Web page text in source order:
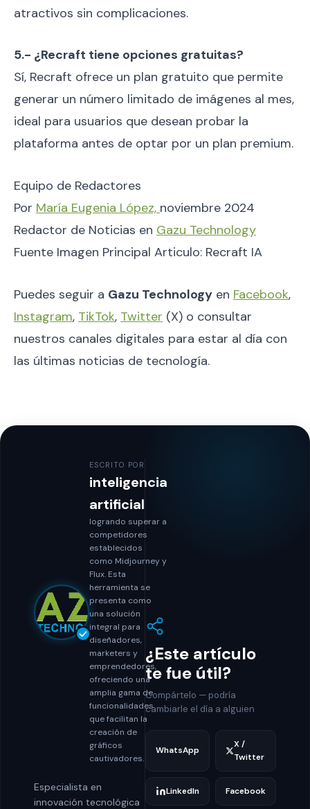
atractivos sin complicaciones.
5.- ¿Recraft tiene opciones gratuitas?
Sí, Recraft ofrece un plan gratuito que permite
generar un número limitado de imágenes al mes,
ideal para usuarios que desean probar la
plataforma antes de optar por un plan premium.
Equipo de Redactores
Por María Eugenia López, noviembre 2024
Redactor de Noticias en Gazu Technology
Fuente Imagen Principal Articulo: Recraft IA
Puedes seguir a Gazu Technology en Facebook,
Instagram, TikTok, Twitter (X) o consultar
nuestros canales digitales para estar al día con
las últimas noticias de tecnología.
ESCRITO POR
inteligencia
artificial
logrando superar a
competidores
establecidos
como Midjourney y
Flux. Esta
herramienta se
presenta como
una solución
integral para
diseñadores,
marketers y
emprendedores,
ofreciendo una
amplia gama de
funcionalidades
que facilitan la
creación de
gráficos
cautivadores.
Especialista en
innovación tecnológica
¿Este artículo
te fue útil?
Compártelo — podría
cambiarle el día a alguien
WhatsApp
X /
Twitter
LinkedIn Facebook